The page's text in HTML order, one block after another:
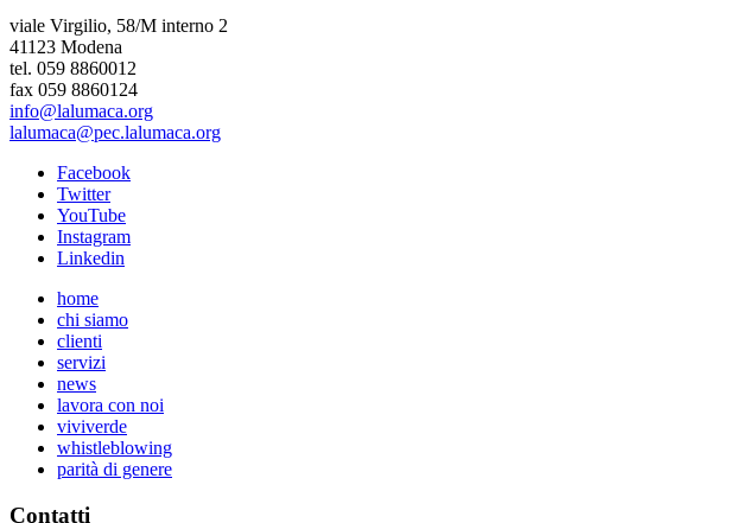
viale Virgilio, 58/M interno 2
41123 Modena
tel. 059 8860012
fax 059 8860124
info@lalumaca.org
lalumaca@pec.lalumaca.org
Facebook
Twitter
YouTube
Instagram
Linkedin
home
chi siamo
clienti
servizi
news
lavora con noi
viviverde
whistleblowing
parità di genere
Contatti